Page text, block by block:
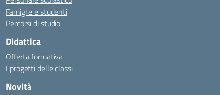
Famiglie e studenti
Percorsi di studio
Didattica
Offerta formativa
I progetti delle classi
Novità